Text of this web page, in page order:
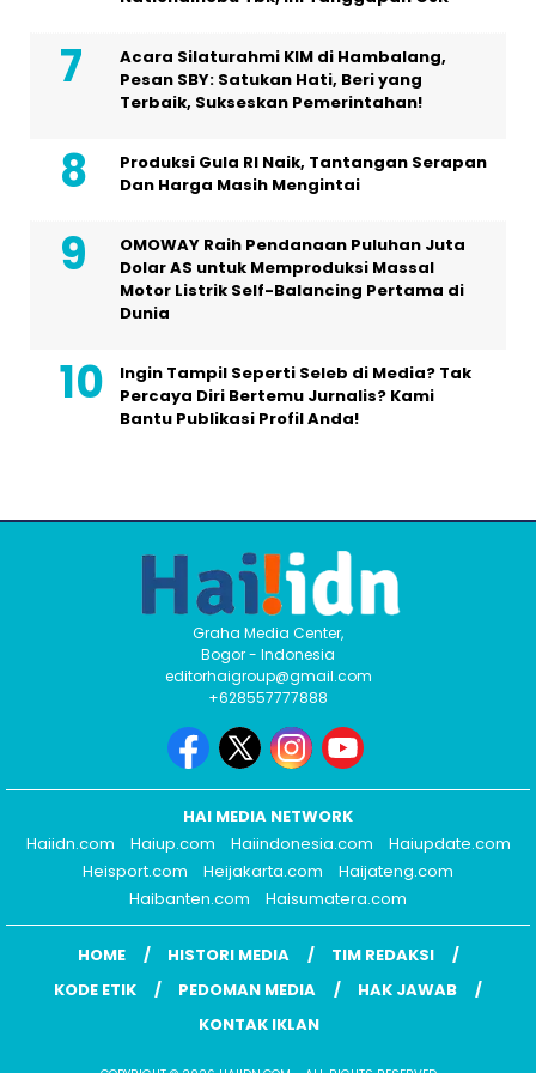
Acara Silaturahmi KIM di Hambalang,
Pesan SBY: Satukan Hati, Beri yang
Terbaik, Sukseskan Pemerintahan!
Produksi Gula RI Naik, Tantangan Serapan
Dan Harga Masih Mengintai
OMOWAY Raih Pendanaan Puluhan Juta
Dolar AS untuk Memproduksi Massal
Motor Listrik Self-Balancing Pertama di
Dunia
Ingin Tampil Seperti Seleb di Media? Tak
Percaya Diri Bertemu Jurnalis? Kami
Bantu Publikasi Profil Anda!
Graha Media Center,
Bogor - Indonesia
editorhaigroup@gmail.com
+628557777888
HAI MEDIA NETWORK
Haiidn.com
Haiup.com Haiindonesia.com
Haiupdate.com
Heisport.com
Heijakarta.com
Haijateng.com
Haibanten.com
Haisumatera.com
HOME HISTORI MEDIA
TIM REDAKSI
KODE ETIK
PEDOMAN MEDIA
HAK JAWAB
KONTAK IKLAN